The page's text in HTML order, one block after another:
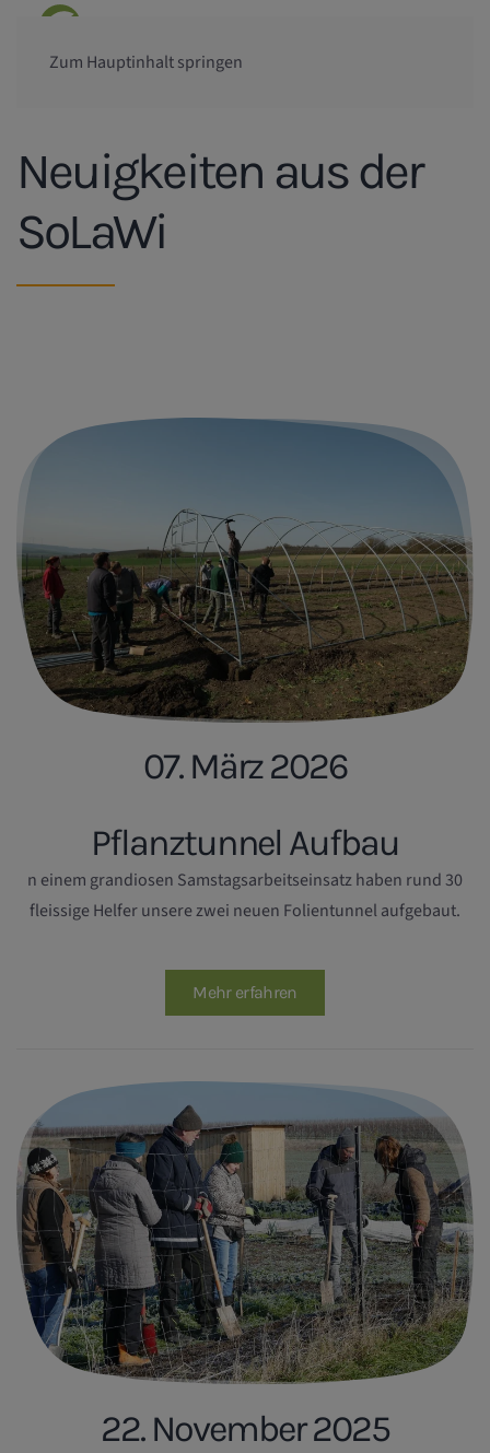
Zum Hauptinhalt springen
Neuigkeiten aus der
SoLaWi
07. März 2026
Pflanztunnel Aufbau
n einem grandiosen Samstagsarbeitseinsatz haben rund 30
fleissige Helfer unsere zwei neuen Folientunnel aufgebaut.
Mehr erfahren
22. November 2025